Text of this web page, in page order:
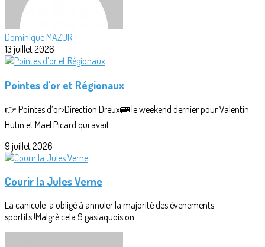
Dominique MAZUR
13 juillet 2026
Pointes d'or et Régionaux
👉 Pointes d’or>Direction Dreux🚌 le weekend dernier pour Valentin
Hutin et Maël Picard qui avait...
9 juillet 2026
Courir la Jules Verne
La canicule a obligé à annuler la majorité des évenements
sportifs !Malgrè cela 9 gasiaquois on...